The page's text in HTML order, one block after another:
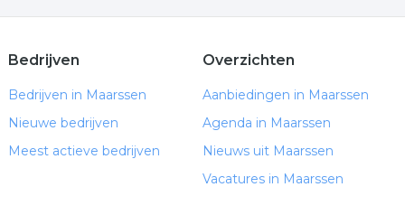
Bedrijven
Bedrijven in Maarssen
Nieuwe bedrijven
Meest actieve bedrijven
Overzichten
Aanbiedingen in Maarssen
Agenda in Maarssen
Nieuws uit Maarssen
Vacatures in Maarssen